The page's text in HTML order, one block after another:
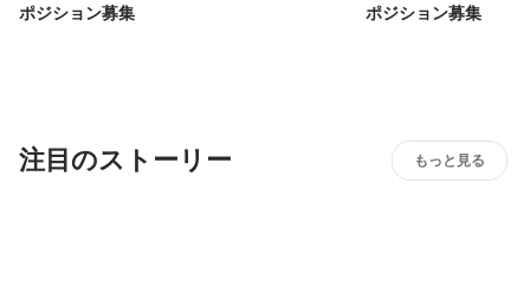
ポジション募集
ポジション募集
注目のストーリー もっと見る